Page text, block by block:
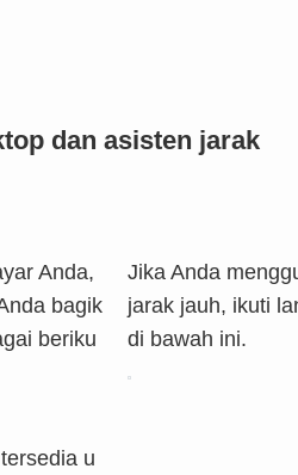
dan asisten jarak
Anda,
bagik
beriku
u
Jika Anda
jarak jauh, ikuti
di bawah ini.